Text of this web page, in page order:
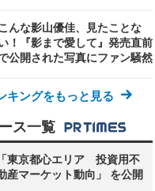
んな影山優佳、見たことな
！『影まで愛して』発売直前
公開された写真にファン騒然
キングをもっと見る
ス一覧
「東京都心エリア 投資用不
産マーケット動向」 を公開